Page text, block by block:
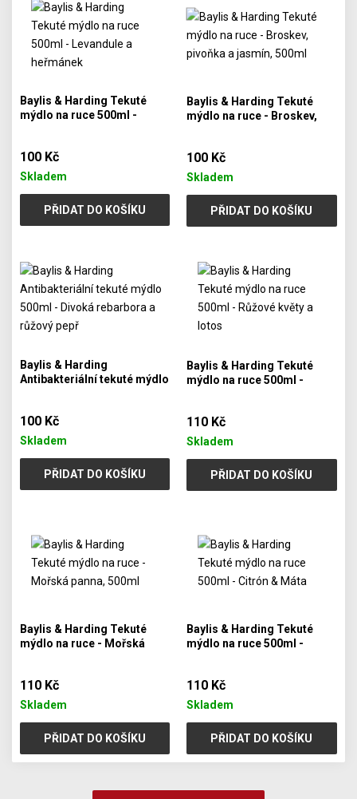
Baylis & Harding Tekuté
mýdlo na ruce 500ml -
100 Kč
Skladem
PŘIDAT DO KOŠÍKU
Baylis & Harding Tekuté
mýdlo na ruce - Broskev,
100 Kč
Skladem
PŘIDAT DO KOŠÍKU
Baylis & Harding
Antibakteriální tekuté mýdlo
100 Kč
Skladem
PŘIDAT DO KOŠÍKU
Baylis & Harding Tekuté
mýdlo na ruce 500ml -
110 Kč
Skladem
PŘIDAT DO KOŠÍKU
Baylis & Harding Tekuté
mýdlo na ruce - Mořská
110 Kč
Skladem
PŘIDAT DO KOŠÍKU
Baylis & Harding Tekuté
mýdlo na ruce 500ml -
110 Kč
Skladem
PŘIDAT DO KOŠÍKU